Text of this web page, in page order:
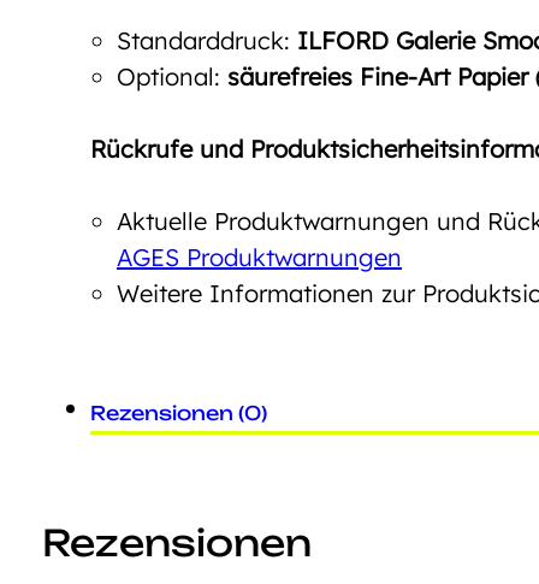
Standarddruck: ILFORD Galerie
Optional: säurefreies Fine-Art
Rückrufe und
Aktuelle Produktwarnungen und
AGES Produktwarnungen
Weitere Informationen zur
Rezensionen (0)
Rezensionen